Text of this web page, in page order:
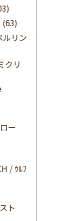
(63)
リン
クリ
ー
/ ｳﾙﾌ
ト